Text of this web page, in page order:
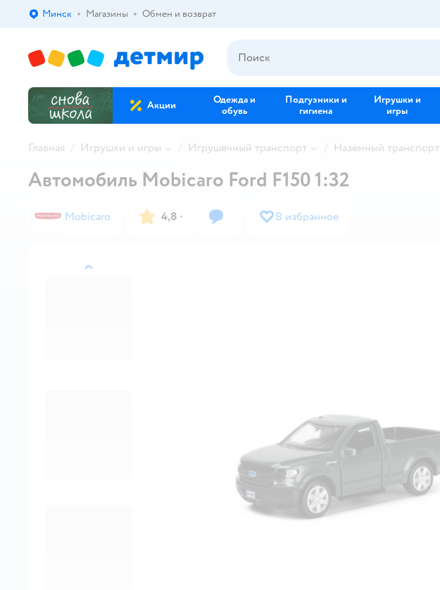
Выбор адреса доставки.
Минск Магазины Обмен и возврат
Акции
Одежда и
обувь
Подгузники и
гигиена
Игрушки и
игры
Главная Игрушки и игры Игрушечный транспорт Наземный транспорт
назад
Автомобиль Mobicaro Ford F150 1:32
Mobicaro 4,8 · В избранное